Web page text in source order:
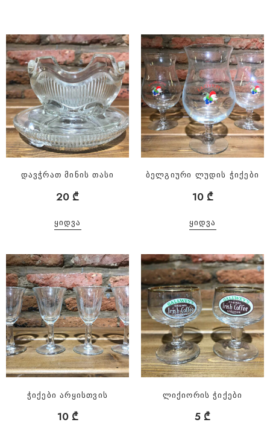
დავჭრათ მინის თასი
20 ₾
ᲧᲘᲓᲕᲐ
ბელგიური ლუდის ჭიქები
10 ₾
ᲧᲘᲓᲕᲐ
ჭიქები არყისთვის
10 ₾
ლიქიორის ჭიქები
5 ₾